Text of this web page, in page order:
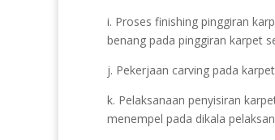
i. Proses finishing pinggiran
benang pada pinggiran karpet
j. Pekerjaan carving pada
k. Pelaksanaan penyisiran
menempel pada dikala